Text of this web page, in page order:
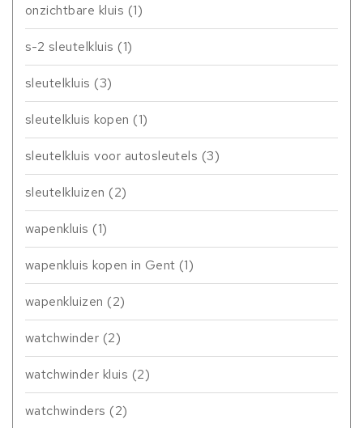
onzichtbare kluis (1)
s-2 sleutelkluis (1)
sleutelkluis (3)
sleutelkluis kopen (1)
sleutelkluis voor autosleutels (3)
sleutelkluizen (2)
wapenkluis (1)
wapenkluis kopen in Gent (1)
wapenkluizen (2)
watchwinder (2)
watchwinder kluis (2)
watchwinders (2)